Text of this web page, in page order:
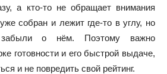
а кто-то не обращает внимания
собран и лежит где-то в углу, но
забыли о нём. Поэтому важно
готовности и его быстрой выдаче,
и не повредить свой рейтинг.